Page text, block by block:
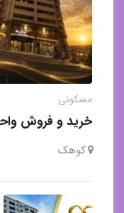
مسکونی
خرید و فروش
کوهک